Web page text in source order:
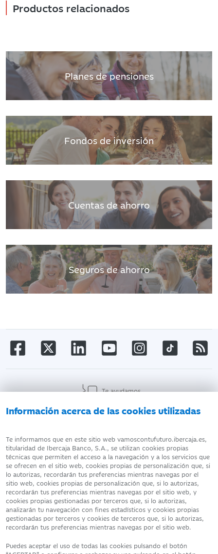
Información acerca de las cookies utilizadas
Te informamos que en este sitio web vamoscontufuturo.ibercaja.es,
titularidad de Ibercaja Banco, S.A., se utilizan cookies propias
técnicas que permiten el acceso a la navegación y a los servicios que
se ofrecen en el sitio web, cookies propias de personalización que, si
lo autorizas, recordarán tus preferencias mientras navegas por el
sitio web, cookies propias de personalización que, si lo autorizas,
recordarán tus preferencias mientras navegas por el sitio web, y
cookies propias gestionadas por terceros que, si lo autorizas,
analizarán tu navegación con fines estadísticos y cookies propias
gestionadas por terceros y cookies de terceros que, si lo autorizas,
recordarán tus preferencias mientras navegas por el sitio web.
Puedes aceptar el uso de todas las cookies pulsando el botón
Productos relacionados
Planes de pensiones
Fondos de inversión
Cuentas de ahorro
Seguros de ahorro
Te ayudamos
DATOS PERSONALES POLÍTICA DE COOKIES
Fecha de edición: 07/08/2026
©Ibercaja Banco, S.A. - IBERCAJA - NIF. A-99319030 R.M. de
Zaragoza (T.3865. F.1. H.Z.-52186, Inscripc.1º)
España con el código 2085.